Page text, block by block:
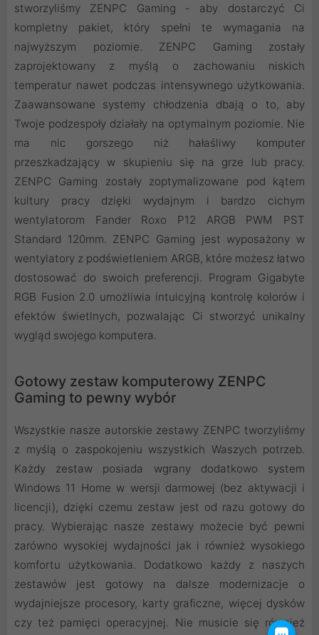
stworzyliśmy ZENPC Gaming - aby dostarczyć Ci
kompletny pakiet, który spełni te wymagania na
najwyższym poziomie. ZENPC Gaming zostały
zaprojektowany z myślą o zachowaniu niskich
temperatur nawet podczas intensywnego użytkowania.
Zaawansowane systemy chłodzenia dbają o to, aby
Twoje podzespoły działały na optymalnym poziomie. Nie
ma nic gorszego niż hałaśliwy komputer
przeszkadzający w skupieniu się na grze lub pracy.
ZENPC Gaming zostały zoptymalizowane pod kątem
kultury pracy dzięki wydajnym i bardzo cichym
wentylatorom Fander Roxo P12 ARGB PWM PST
Standard 120mm. ZENPC Gaming jest wyposażony w
wentylatory z podświetleniem ARGB, które możesz łatwo
dostosować do swoich preferencji. Program Gigabyte
RGB Fusion 2.0 umożliwia intuicyjną kontrolę kolorów i
efektów świetlnych, pozwalając Ci stworzyć unikalny
wygląd swojego komputera.
Gotowy zestaw komputerowy ZENPC
Gaming to pewny wybór
Wszystkie nasze autorskie zestawy ZENPC tworzyliśmy
z myślą o zaspokojeniu wszystkich Waszych potrzeb.
Każdy zestaw posiada wgrany dodatkowo system
Windows 11 Home w wersji darmowej (bez aktywacji i
licencji), dzięki czemu zestaw jest od razu gotowy do
pracy. Wybierając nasze zestawy możecie być pewni
zarówno wysokiej wydajności jak i również wysokiego
komfortu użytkowania. Dodatkowo każdy z naszych
zestawów jest gotowy na dalsze modernizacje o
wydajniejsze procesory, karty graficzne, więcej dysków
czy też pamięci operacyjnej. Nie musicie się również